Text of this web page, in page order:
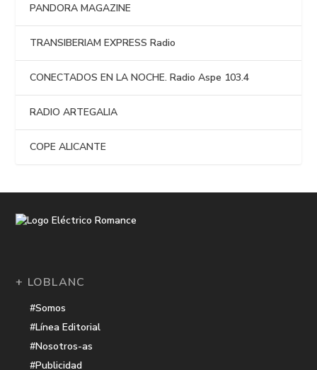
PANDORA MAGAZINE
TRANSIBERIAM EXPRESS Radio
CONECTADOS EN LA NOCHE. Radio Aspe 103.4
RADIO ARTEGALIA
COPE ALICANTE
+ LOBLANC
#Somos
#Línea Editorial
#Nosotros-as
#Publicidad